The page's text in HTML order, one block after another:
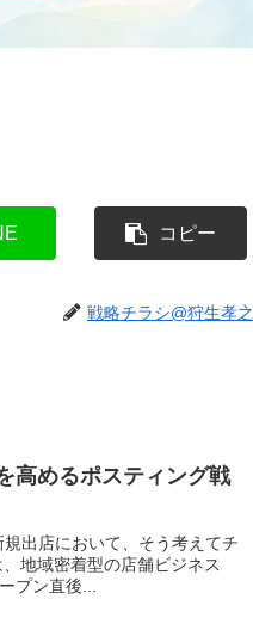
コピー
戦略チラシ@狩生孝之
高めるポスティング戦
出店において、そう考えてチ
地域密着型の店舗ビジネス
プン直後...